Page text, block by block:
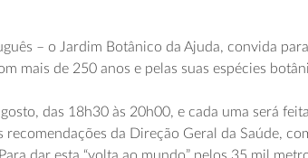
– o Jardim Botânico da Ajuda, convida
mais de 250 anos e pelas suas espécies
das 18h30 às 20h00, e cada uma será
da Direção Geral da Saúde,